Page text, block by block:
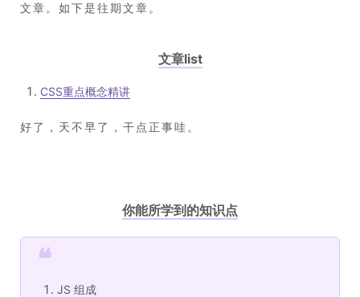
文章。如下是往期文章。
文章list
CSS重点概念精讲
好了，天不早了，干点正事哇。
你能所学到的知识点
❝
JS 组成